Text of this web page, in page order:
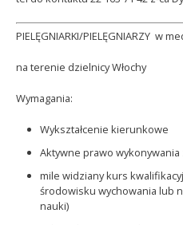
PIELĘGNIARKI/PIELĘGNIARZY w
na terenie dzielnicy Włochy
Wymagania:
Wykształcenie kierunkowe
Aktywne prawo wykonywania
mile widziany kurs
środowisku wychowania lub
nauki)